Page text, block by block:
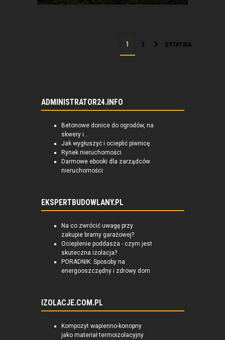
2 OSTATNIA
ADMINISTRATOR24.INFO
Betonowe donice do ogrodów, na
skwery i...
Jak wygłuszyć i ocieplić piwnicę
Rynek nieruchomości
Darmowe ebooki dla zarządców
nieruchomości
EKSPERTBUDOWLANY.PL
Na co zwrócić uwagę przy
zakupie bramy garażowej?
Ocieplenie poddasza - czym jest
skuteczna izolacja?
PORADNIK: Sposoby na
energooszczędny i zdrowy dom
IZOLACJE.COM.PL
Kompozyt wapienno-konopny
jako materiał termoizolacyjny